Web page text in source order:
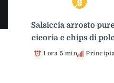
Salsiccia arrosto
cicoria e chips di
1 ora 5 min